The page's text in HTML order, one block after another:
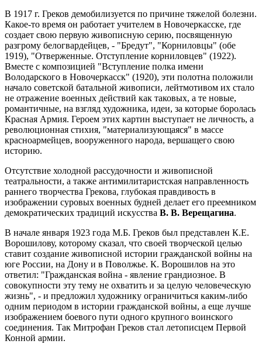
В 1917 г. Греков демобилизуется по причине тяжелой болезни.
Какое-то время он работает учителем в Новочеркасске, где
создает свою первую живописную серию, посвященную
разгрому белогвардейцев, - "Бредут", "Корниловцы" (обе
1919), "Отверженные. Отступление корниловцев" (1922).
Вместе с композицией "Вступление полка имени
Володарского в Новочеркасск" (1920), эти полотна положили
начало советской батальной живописи, лейтмотивом их стало
не отражение военных действий как таковых, а те новые,
романтичные, на взгляд художника, идеи, за которые боролась
Красная Армия. Героем этих картин выступает не личность, а
революционная стихия, "материализующаяся" в массе
красноармейцев, вооруженного народа, вершащего свою
историю.
Отсутствие холодной рассудочности и живописной
театральности, а также антимилитаристская направленность
раннего творчества Грекова, глубокая правдивость в
изображении суровых военных будней делает его преемником
демократических традиций искусства В. В. Верещагина.
В начале января 1923 года М.Б. Греков был представлен К.Е.
Ворошилову, которому сказал, что своей творческой целью
ставит создание живописной истории гражданской войны на
юге России, на Дону и в Поволжье. К. Ворошилов на это
ответил: "Гражданская война - явление грандиозное. В
совокупности эту тему не охватить и за целую человеческую
жизнь", - и предложил художнику ограничиться каким-либо
одним периодом в истории гражданской войны, а еще лучше
изображением боевого пути одного крупного воинского
соединения. Так Митрофан Греков стал летописцем Первой
Конной армии.